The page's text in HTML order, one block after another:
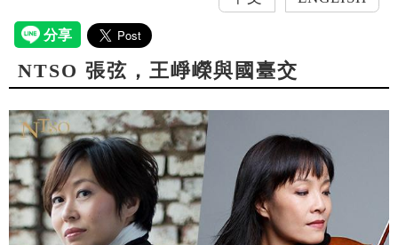
NTSO 張弦，王崢嶸與國臺交